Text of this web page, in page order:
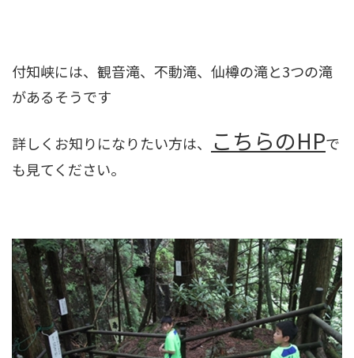
付知峡には、観音滝、不動滝、仙樽の滝と3つの滝
があるそうです
詳しくお知りになりたい方は、 こちらのHPで
も見てください。